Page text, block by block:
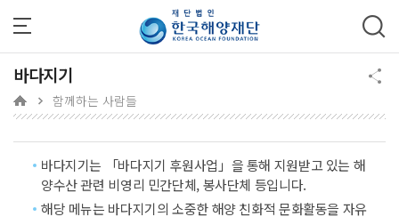
본문 바로가기
주메뉴 바로가기
하단 바로가기
바다지기
함께하는 사람들
바다지기는 「바다지기 후원사업」을 통해 지원받고 있는 해
양수산 관련 비영리 민간단체, 봉사단체 등입니다.
해당 메뉴는 바다지기의 소중한 해양 친화적 문화활동을 자유